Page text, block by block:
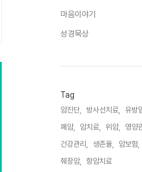
마음이야기
성경묵상
Tag
암진단, 방사선치료, 유방
폐암,
암치료, 위암, 영양
건강관리,
생존율, 암보험,
췌장암,
항암치료,